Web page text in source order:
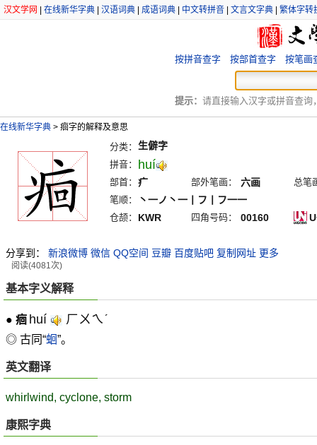
汉文学网 在线新华字典 汉语词典 成语词典 中文转拼音 文言文字典 繁体字转
按拼音查字 按部首查字 按笔画
提示： 请直接输入汉字或拼音查询
在线新华字典 > 痐字的解释及意思
分类： 生僻字
拼音： huí
部首： 疒 部外笔画： 六画
总笔
笔顺：
丶一ノ丶一丨フ丨フ一一
仓颉： KWR 四角号码： 00160
分享到： 新浪微博 微信 QQ空间 豆瓣 百度贴吧 复制网址 更多
阅读(4081次)
基本字义解释
● 痐 huí ㄏㄨㄟˊ
◎ 古同“蛔”。
英文翻译
whirlwind, cyclone, storm
康熙字典